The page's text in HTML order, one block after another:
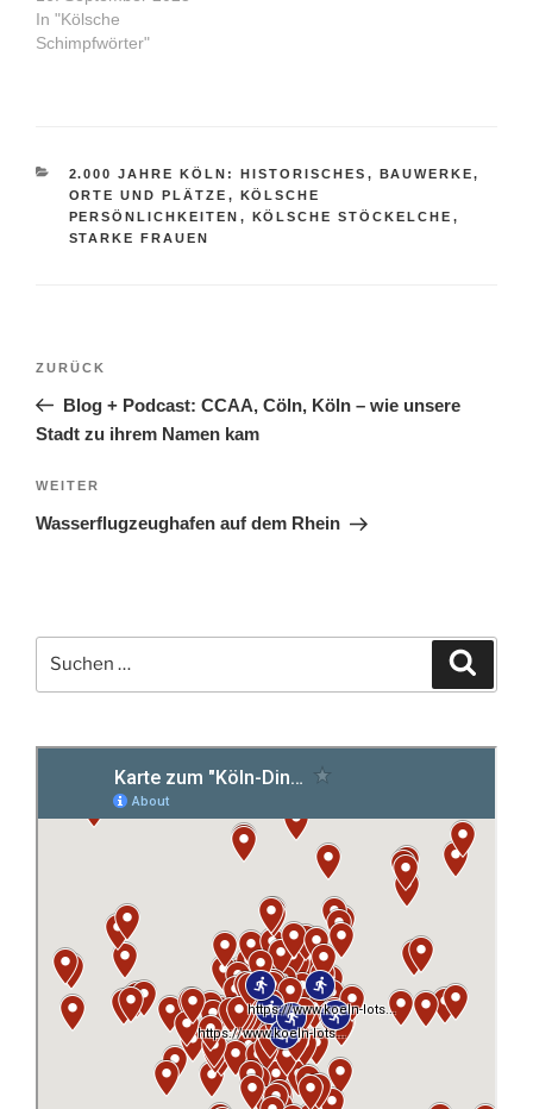
In "Kölsche
Schimpfwörter"
KATEGORIEN
2.000 JAHRE KÖLN: HISTORISCHES , BAUWERKE,
ORTE UND PLÄTZE , KÖLSCHE
PERSÖNLICHKEITEN , KÖLSCHE STÖCKELCHE ,
STARKE FRAUEN
Beitragsnavigation
Vorheriger
Beitrag
ZURÜCK
Blog + Podcast: CCAA, Cöln, Köln – wie unsere
Stadt zu ihrem Namen kam
Nächster
Beitrag
WEITER
Wasserflugzeughafen auf dem Rhein